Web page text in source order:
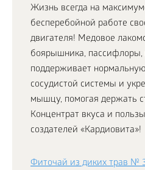
Жизнь всегда на
бесперебойной работе
двигателя! Медовое
боярышника, пассифлоры,
поддерживает
сосудистой системы и
мышцу, помогая держать
Концентрат вкуса и
создателей «Кардиовита»!
Фиточай из диких трав №